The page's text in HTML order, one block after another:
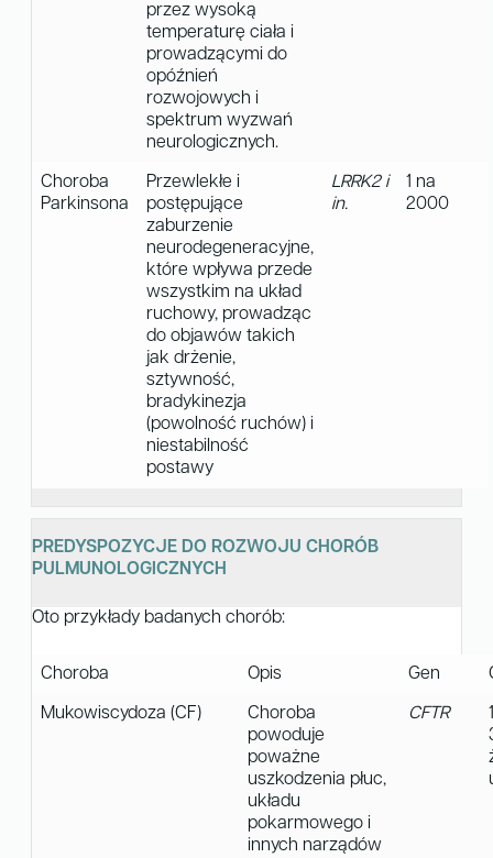
przez wysoką
temperaturę ciała i
prowadzącymi do
opóźnień
rozwojowych i
spektrum wyzwań
neurologicznych.
Choroba
Parkinsona
Przewlekłe i
postępujące
zaburzenie
neurodegeneracyjne,
które wpływa przede
wszystkim na układ
ruchowy, prowadząc
do objawów takich
jak drżenie,
sztywność,
bradykinezja
(powolność ruchów) i
niestabilność
postawy
LRRK2 i
in.
1 na
2000
PREDYSPOZYCJE DO ROZWOJU CHORÓB
PULMUNOLOGICZNYCH
Oto przykłady badanych chorób:
Choroba Opis Gen
Mukowiscydoza (CF)
Choroba
powoduje
poważne
uszkodzenia płuc,
układu
pokarmowego i
innych narządów
CFTR